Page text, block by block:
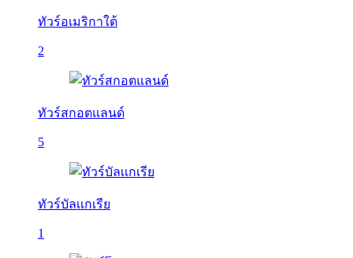
ทัวร์อเมริกาใต้
2
ทัวร์สกอตแลนด์
5
ทัวร์บัลเเกเรีย
1